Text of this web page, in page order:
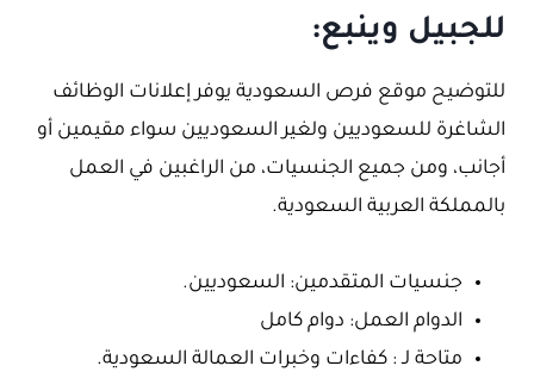
للجبيل وينبع:
للتوضيح موقع فرص السعودية يوفر إعلانات الوظائف
الشاغرة للسعوديين ولغير السعوديين سواء مقيمين أو
أجانب، ومن جميع الجنسيات، من الراغبين في العمل
بالمملكة العربية السعودية.
جنسيات المتقدمين: السعوديين.
الدوام العمل: دوام كامل
متاحة لـ : كفاءات وخبرات العمالة السعودية.